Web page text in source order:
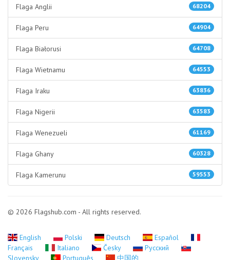
68204
Flaga Anglii
64904
Flaga Peru
64708
Flaga Białorusi
64553
Flaga Wietnamu
63836
Flaga Iraku
63583
Flaga Nigerii
61169
Flaga Wenezueli
60328
Flaga Ghany
59553
Flaga Kamerunu
© 2026 Flagshub.com - All rights reserved.
English Polski Deutsch
Español
Français
Italiano Česky
Русский
Slovensky
Português 中国的